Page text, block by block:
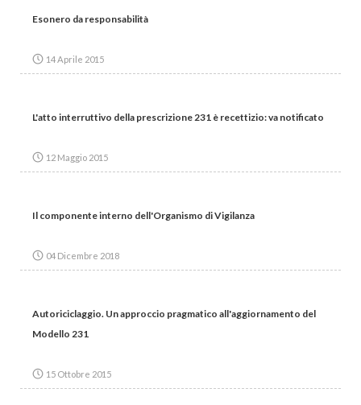
Esonero da responsabilità
14 Aprile 2015
L'atto interruttivo della prescrizione 231 è recettizio: va notificato
12 Maggio 2015
Il componente interno dell'Organismo di Vigilanza
04 Dicembre 2018
Autoriciclaggio. Un approccio pragmatico all'aggiornamento del
Modello 231
15 Ottobre 2015